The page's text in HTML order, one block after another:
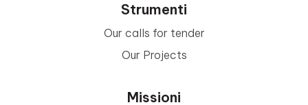
Strumenti
Our calls for tender
Our Projects
Missioni